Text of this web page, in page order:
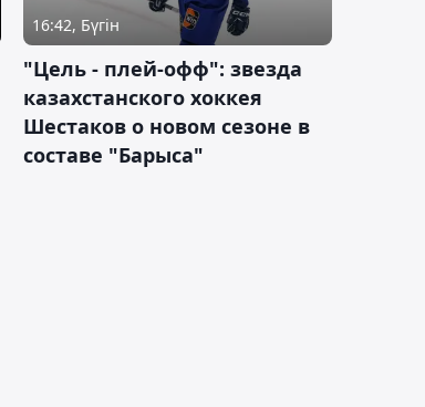
16:42, Бүгін
"Цель - плей-офф": звезда
казахстанского хоккея
Шестаков о новом сезоне в
составе "Барыса"